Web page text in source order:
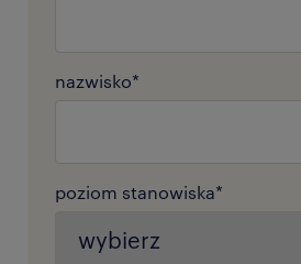
nazwisko*
poziom stanowiska*